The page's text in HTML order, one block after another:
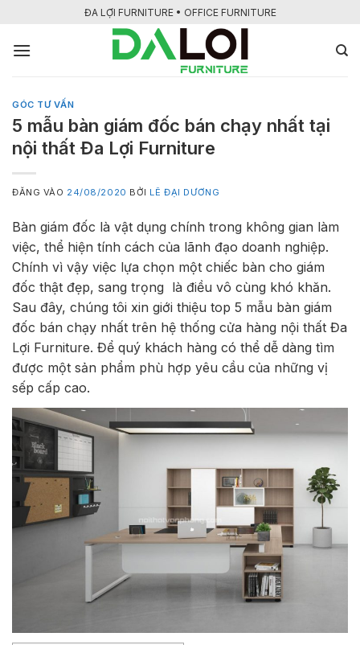
nội
ĐA LỢI FURNITURE • OFFICE FURNITURE
GÓC TƯ VẤN
5 mẫu bàn giám đốc bán chạy nhất tại
nội thất Đa Lợi Furniture
ĐĂNG VÀO 24/08/2020 BỞI LÊ ĐẠI DƯƠNG
Bàn giám đốc là vật dụng chính trong không gian làm
việc, thể hiện tính cách của lãnh đạo doanh nghiệp.
Chính vì vậy việc lựa chọn một chiếc bàn cho giám
đốc thật đẹp, sang trọng là điều vô cùng khó khăn.
Sau đây, chúng tôi xin giới thiệu top 5 mẫu bàn giám
đốc bán chạy nhất trên hệ thống cửa hàng nội thất Đa
Lợi Furniture. Để quý khách hàng có thể dễ dàng tìm
được một sản phẩm phù hợp yêu cầu của những vị
sếp cấp cao.